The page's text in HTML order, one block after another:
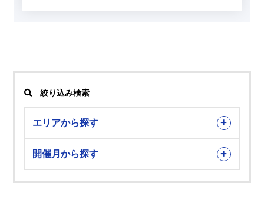
絞り込み検索
エリアから探す
開催月から探す